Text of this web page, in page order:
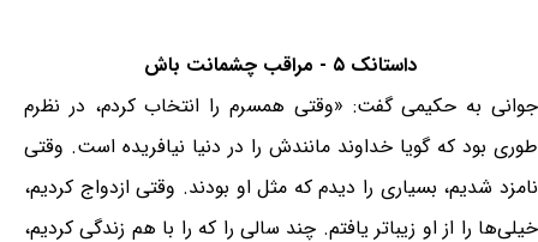
داستانک ۵ - مراقب چشمانت باش
جوانی به حکیمی گفت: «وقتی همسرم را انتخاب کردم، در نظرم
طوری بود که گویا خداوند مانندش را در دنیا نیافریده است. وقتی
نامزد شدیم، بسیاری را دیدم که مثل او بودند. وقتی ازدواج کردیم،
خیلی‌ها را از او زیباتر یافتم. چند سالی را که را با هم زندگی کردیم،